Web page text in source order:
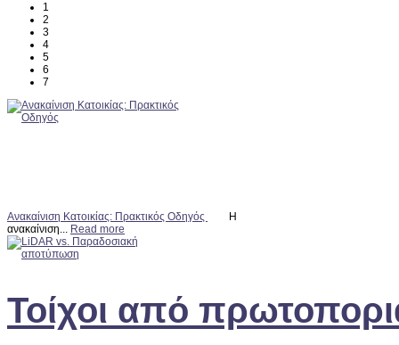
1
2
3
4
5
6
7
Ανακαίνιση Κατοικίας: Πρακτικός Οδηγός
Η
ανακαίνιση... Read more
Τοίχοι από